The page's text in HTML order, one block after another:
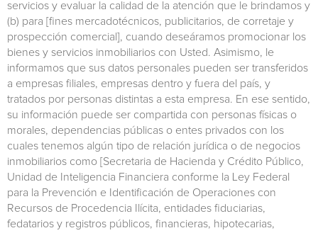
servicios y evaluar la calidad de la atención que le brindamos y
(b) para [fines mercadotécnicos, publicitarios, de corretaje y
prospección comercial], cuando deseáramos promocionar los
bienes y servicios inmobiliarios con Usted. Asimismo, le
informamos que sus datos personales pueden ser transferidos
a empresas filiales, empresas dentro y fuera del país, y
tratados por personas distintas a esta empresa. En ese sentido,
su información puede ser compartida con personas físicas o
morales, dependencias públicas o entes privados con los
cuales tenemos algún tipo de relación jurídica o de negocios
inmobiliarios como [Secretaria de Hacienda y Crédito Público,
Unidad de Inteligencia Financiera conforme la Ley Federal
para la Prevención e Identificación de Operaciones con
Recursos de Procedencia Ilícita, entidades fiduciarias,
fedatarios y registros públicos, financieras, hipotecarias,